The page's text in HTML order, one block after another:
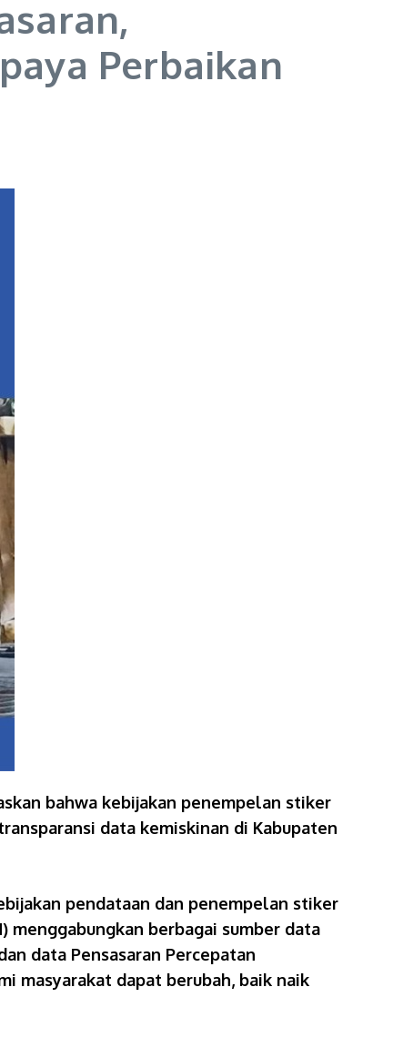
Perbaikan
bahwa kebijakan penempelan stiker
data kemiskinan di Kabupaten
pendataan dan penempelan stiker
menggabungkan berbagai sumber data
data Pensasaran Percepatan
masyarakat dapat berubah, baik naik